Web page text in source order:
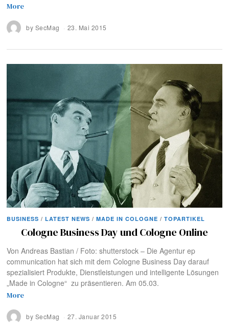
More
by SecMag 23. Mai 2015
BUSINESS / LATEST NEWS / MADE IN COLOGNE / TOPARTIKEL
Cologne Business Day und Cologne Online
Von Andreas Bastian / Foto: shutterstock – Die Agentur ep
communication hat sich mit dem Cologne Business Day darauf
spezialisiert Produkte, Dienstleistungen und intelligente Lösungen
„Made in Cologne“ zu präsentieren. Am 05.03.
More
by SecMag 27. Januar 2015